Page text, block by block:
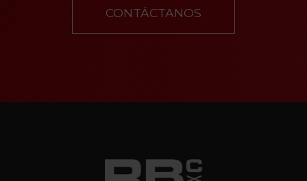
CONTÁCTANOS